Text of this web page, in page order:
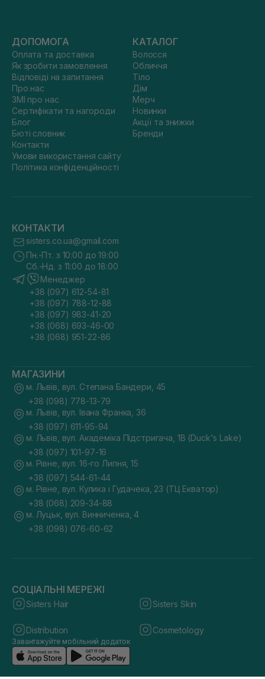
ДОПОМОГА
Оплата та доставка
Як зробити замовлення
Відповіді на запитання
Про нас
ЗМІ про нас
Сертифікати та нагороди
Блог
Бюті словник
Контакти
Умови використання сайту
Політика конфіденційності
КАТАЛОГ
Волосся
Обличчя
Тіло
Дім
Мерч
Новинки
Акції та знижки
Бренди
КОНТАКТИ
sisters.co.ua@gmail.com
Пн.-Пт. з 10:00 до 19:00
Сб.-Нд. з 11:00 до 18:00
Менеджер
+38 (097) 612-54-81
+38 (097) 788-12-88
+38 (097) 983-41-20
+38 (068) 693-46-00
+38 (068) 951-22-86
МАГАЗИНИ
м. Львів, вул. Степана Бандери, 45
+38 (098) 778-13-79
м. Львів, вул. Івана Франка, 36
+38 (097) 611-95-94
м. Львів, вул. Академіка Підстригача, 1В (Duck's Lake)
+38 (097) 101-97-16
м. Рівне, вул. 16-го Липня, 15
+38 (097) 544-61-44
м. Рівне, вул. Кулика і Гудачека, 23 (ТЦ Екватор)
+38 (068) 209-34-88
м. Луцьк, вул. Винниченка, 4
+38 (098) 076-60-62
СОЦІАЛЬНІ МЕРЕЖІ
Sisters Hair Sisters Skin
Distribution Cosmetology
Завантажуйте мобільний додаток